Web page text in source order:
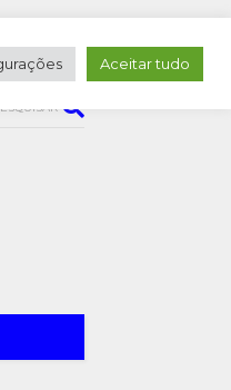
Aceitar tudo